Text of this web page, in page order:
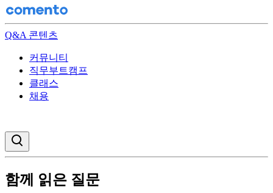
Q&A 콘텐츠
커뮤니티
직무부트캠프
클래스
채용
함께 읽은 질문